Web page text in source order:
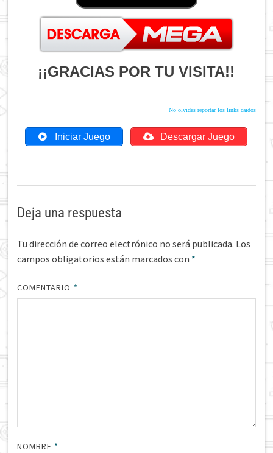
¡¡GRACIAS POR TU VISITA!!
No olvides reportar los links caidos
Iniciar Juego Descargar Juego
Deja una respuesta
Tu dirección de correo electrónico no será publicada. Los
campos obligatorios están marcados con *
COMENTARIO *
NOMBRE *